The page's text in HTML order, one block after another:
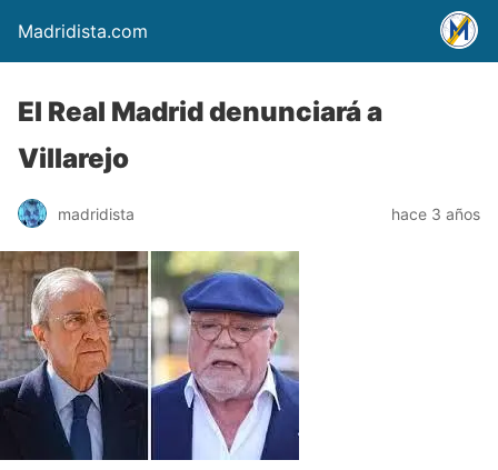
Madridista.com
El Real Madrid denunciará a
Villarejo
madridista hace 3 años